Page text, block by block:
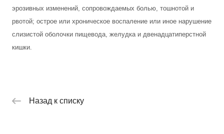
эрозивных изменений, сопровождаемых болью, тошнотой и
рвотой; острое или хроническое воспаление или иное нарушение
слизистой оболочки пищевода, желудка и двенадцатиперстной
кишки.
Назад к списку